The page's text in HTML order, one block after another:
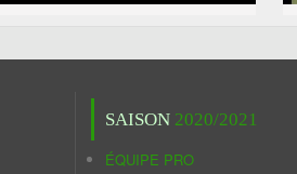
SAISON 2020/2021
ÉQUIPE PRO